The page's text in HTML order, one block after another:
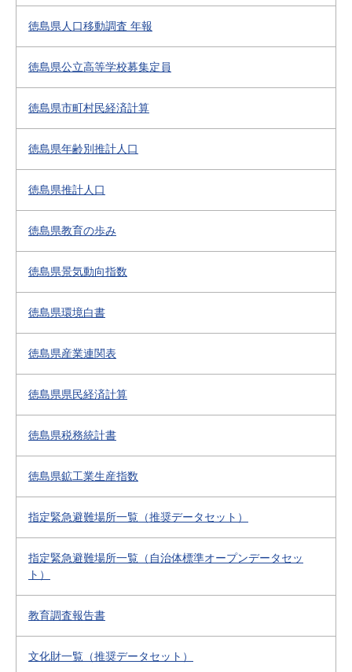
徳島県人口移動調査 年報
徳島県公立高等学校募集定員
徳島県市町村民経済計算
徳島県年齢別推計人口
徳島県推計人口
徳島県教育の歩み
徳島県景気動向指数
徳島県環境白書
徳島県産業連関表
徳島県県民経済計算
徳島県税務統計書
徳島県鉱工業生産指数
指定緊急避難場所一覧（推奨データセット）
指定緊急避難場所一覧（自治体標準オープンデータセッ
ト）
教育調査報告書
文化財一覧（推奨データセット）